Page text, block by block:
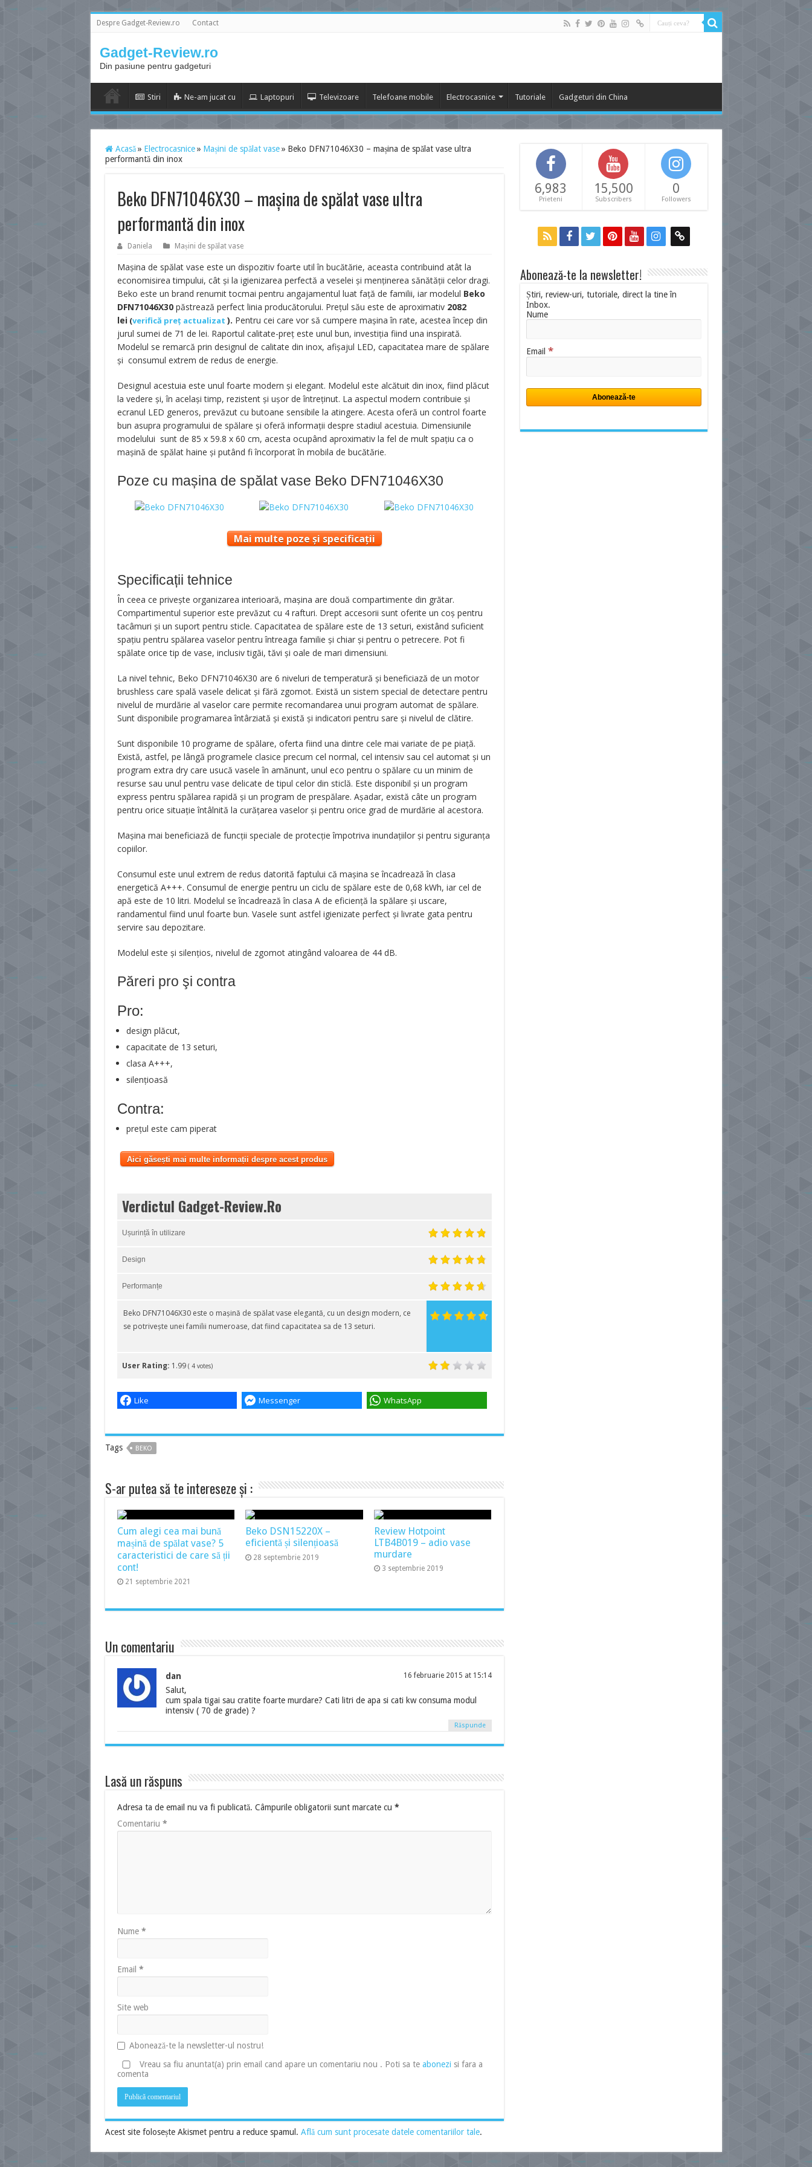
Despre Gadget-Review.ro Contact
Gadget-Review.ro
Din pasiune pentru gadgeturi
Stiri Ne-am jucat cu Laptopuri Televizoare Telefoane mobile Electrocasnice Tutoriale Gadgeturi din China
Acasă » Electrocasnice » Mașini de spălat vase » Beko DFN71046X30 – mașina de spălat vase ultra
performantă din inox
Beko DFN71046X30 – mașina de spălat vase ultra
performantă din inox
Daniela Mașini de spălat vase
Mașina de spălat vase este un dispozitiv foarte util în bucătărie, aceasta contribuind atât la
economisirea timpului, cât și la igienizarea perfectă a veselei și menținerea sănătății celor dragi.
Beko este un brand renumit tocmai pentru angajamentul luat față de familii, iar modelul Beko
DFN71046X30păstrează perfect linia producătorului. Prețul său este de aproximativ2082
lei (verifică preț actualizat ). Pentru cei care vor să cumpere mașina în rate, acestea încep din
jurul sumei de 71 de lei. Raportul calitate-preț este unul bun, investiția fiind una inspirată.
Modelul se remarcă prin designul de calitate din inox, afișajul LED, capacitatea mare de spălare
și consumul extrem de redus de energie.
Designul acestuia este unul foarte modern și elegant. Modelul este alcătuit din inox, fiind plăcut
la vedere și, în același timp, rezistent și ușor de întreținut. La aspectul modern contribuie și
ecranul LED generos, prevăzut cu butoane sensibile la atingere. Acesta oferă un control foarte
bun asupra programului de spălare și oferă informații despre stadiul acestuia. Dimensiunile
modelului sunt de 85 x 59.8 x 60 cm, acesta ocupând aproximativ la fel de mult spațiu ca o
mașină de spălat haine și putând fi încorporat în mobila de bucătărie.
Poze cu mașina de spălat vase Beko DFN71046X30
Mai multe poze și specificații
Specificații tehnice
În ceea ce privește organizarea interioară, mașina are două compartimente din grătar.
Compartimentul superior este prevăzut cu 4 rafturi. Drept accesorii sunt oferite un coș pentru
tacâmuri și un suport pentru sticle. Capacitatea de spălare este de 13 seturi, existând suficient
spațiu pentru spălarea vaselor pentru întreaga familie și chiar și pentru o petrecere. Pot fi
spălate orice tip de vase, inclusiv tigăi, tăvi și oale de mari dimensiuni.
La nivel tehnic, Beko DFN71046X30 are 6 niveluri de temperatură și beneficiază de un motor
brushless care spală vasele delicat și fără zgomot. Există un sistem special de detectare pentru
nivelul de murdărie al vaselor care permite recomandarea unui program automat de spălare.
Sunt disponibile programarea întârziată și există și indicatori pentru sare și nivelul de clătire.
Sunt disponibile 10 programe de spălare, oferta fiind una dintre cele mai variate de pe piață.
Există, astfel, pe lângă programele clasice precum cel normal, cel intensiv sau cel automat și un
program extra dry care usucă vasele în amănunt, unul eco pentru o spălare cu un minim de
resurse sau unul pentru vase delicate de tipul celor din sticlă. Este disponibil și un program
express pentru spălarea rapidă și un program de prespălare. Așadar, există câte un program
pentru orice situație întâlnită la curățarea vaselor și pentru orice grad de murdărie al acestora.
Mașina mai beneficiază de funcții speciale de protecție împotriva inundațiilor și pentru siguranța
copiilor.
Consumul este unul extrem de redus datorită faptului că mașina se încadrează în clasa
energetică A+++. Consumul de energie pentru un ciclu de spălare este de 0,68 kWh, iar cel de
apă este de 10 litri. Modelul se încadrează în clasa A de eficiență la spălare și uscare,
randamentul fiind unul foarte bun. Vasele sunt astfel igienizate perfect și livrate gata pentru
servire sau depozitare.
Modelul este și silențios, nivelul de zgomot atingând valoarea de 44 dB.
Păreri pro şi contra
Pro:
design plăcut,
capacitate de 13 seturi,
clasa A+++,
silențioasă
Contra:
prețul este cam piperat
Aici găsești mai multe informații despre acest produs
Verdictul Gadget-Review.Ro
Ușurință în utilizare
Design
Performanțe
Beko DFN71046X30 este o mașină de spălat vase elegantă, cu un design modern, ce
se potrivește unei familii numeroase, dat fiind capacitatea sa de 13 seturi.
User Rating: 1.99 ( 4votes)
Like Messenger WhatsApp
Tags BEKO
S-ar putea să te intereseze și :
Cum alegi cea mai bună
mașină de spălat vase? 5
caracteristici de care să ții
cont!
21 septembrie 2021
Beko DSN15220X –
eficientă și silențioasă
28 septembrie 2019
Review Hotpoint
LTB4B019 – adio vase
murdare
3 septembrie 2019
Un comentariu
dan 16 februarie 2015 at 15:14
Salut,
cum spala tigai sau cratite foarte murdare? Cati litri de apa si cati kw consuma modul
intensiv ( 70 de grade) ?
Răspunde
Lasă un răspuns
Adresa ta de email nu va fi publicată. Câmpurile obligatorii sunt marcate cu *
Comentariu *
Nume *
Email *
Site web
Abonează-te la newsletter-ul nostru!
Vreau sa fiu anuntat(a) prin email cand apare un comentariu nou . Poti sa te abonezi si fara a
comenta
Acest site folosește Akismet pentru a reduce spamul. Află cum sunt procesate datele comentariilor tale.
6,983
Prieteni
15,500
Subscribers
0
Followers
Abonează-te la newsletter!
Știri, review-uri, tutoriale, direct la tine în
Inbox.
Nume
Email *